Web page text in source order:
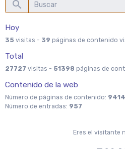
Hoy
35 visitas - 39 páginas de contenido
Total
27727 visitas - 51398 páginas de
Contenido de la web
Número de páginas de contenido: 9414
Número de entradas: 957
Eres el visitante